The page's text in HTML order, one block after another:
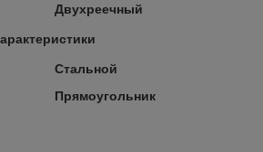
Двухреечный
Стальной
Прямоугольник